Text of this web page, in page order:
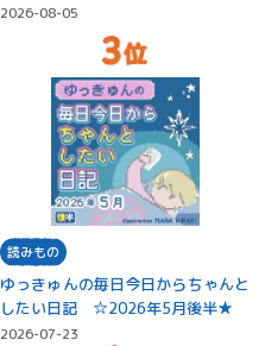
2026-08-05
読みもの
ゆっきゅんの毎日今日からちゃんと
したい日記 ☆2026年5月後半★
2026-07-23